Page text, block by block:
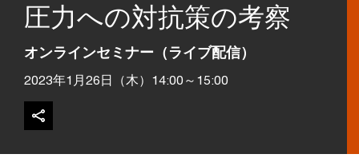
圧力への対抗策の考察
オンラインセミナー（ライブ配信）
2023年1月26日（木）14:00～15:00